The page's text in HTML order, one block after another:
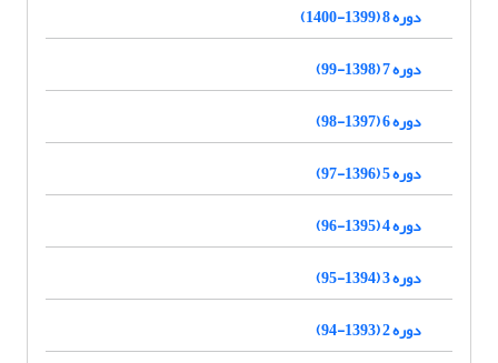
دوره 8 (1399-1400)
دوره 7 (1398-99)
دوره 6 (1397-98)
دوره 5 (1396-97)
دوره 4 (1395-96)
دوره 3 (1394-95)
دوره 2 (1393-94)